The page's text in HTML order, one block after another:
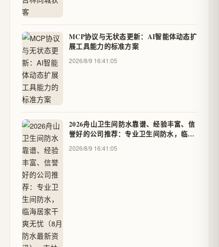
MCP协议与无状态更新：AI智能体动态扩
展工具能力的标准方案
2026/8/9 16:41:05
2026舟山卫生间防水靠谱、经验丰富、信
誉好的公司推荐：专业卫生间防水，临海
居家干爽无忧（8月防水最新资讯） - 吉
林同城获客
2026/8/9 16:41:05